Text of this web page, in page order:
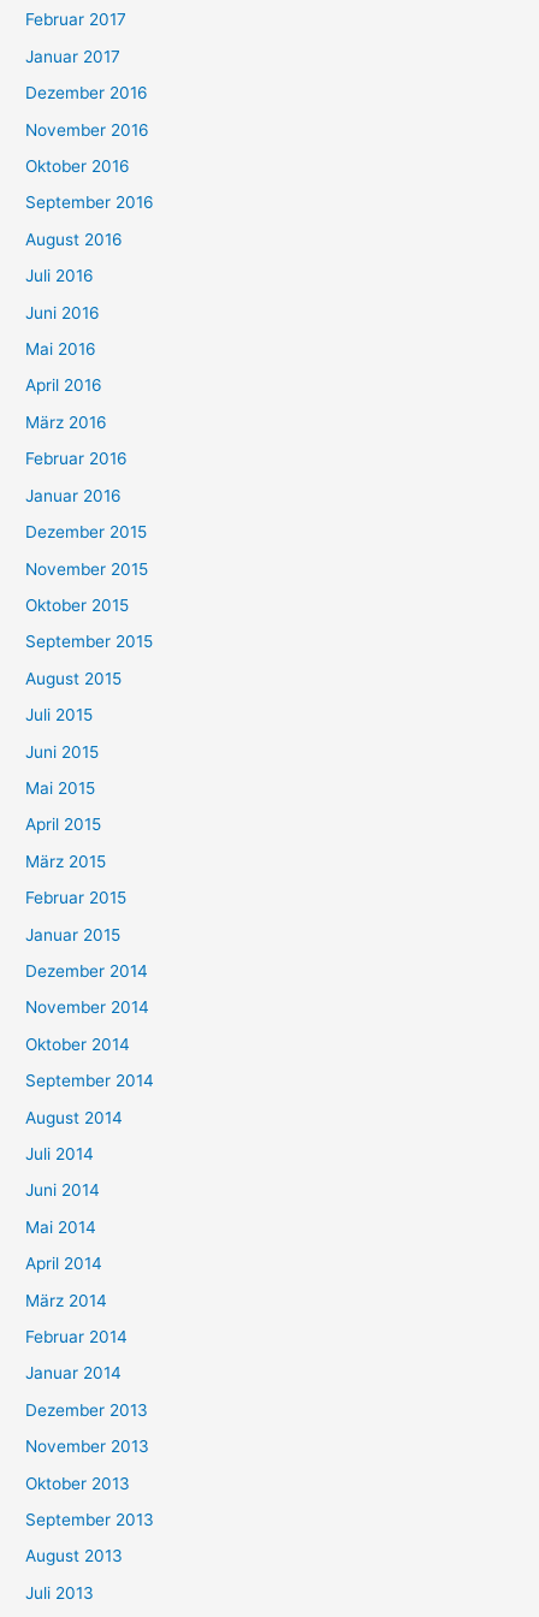
Februar 2017
Januar 2017
Dezember 2016
November 2016
Oktober 2016
September 2016
August 2016
Juli 2016
Juni 2016
Mai 2016
April 2016
März 2016
Februar 2016
Januar 2016
Dezember 2015
November 2015
Oktober 2015
September 2015
August 2015
Juli 2015
Juni 2015
Mai 2015
April 2015
März 2015
Februar 2015
Januar 2015
Dezember 2014
November 2014
Oktober 2014
September 2014
August 2014
Juli 2014
Juni 2014
Mai 2014
April 2014
März 2014
Februar 2014
Januar 2014
Dezember 2013
November 2013
Oktober 2013
September 2013
August 2013
Juli 2013